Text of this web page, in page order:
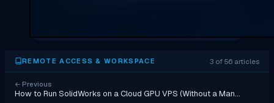
REMOTE ACCESS & WORKSPACE 3 of 56 articles
← Previous
How to Run SolidWorks on a Cloud GPU VPS (Without a Man…